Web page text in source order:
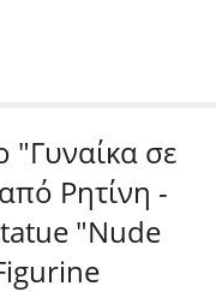
"Γυναίκα σε
Ρητίνη -
"Nude